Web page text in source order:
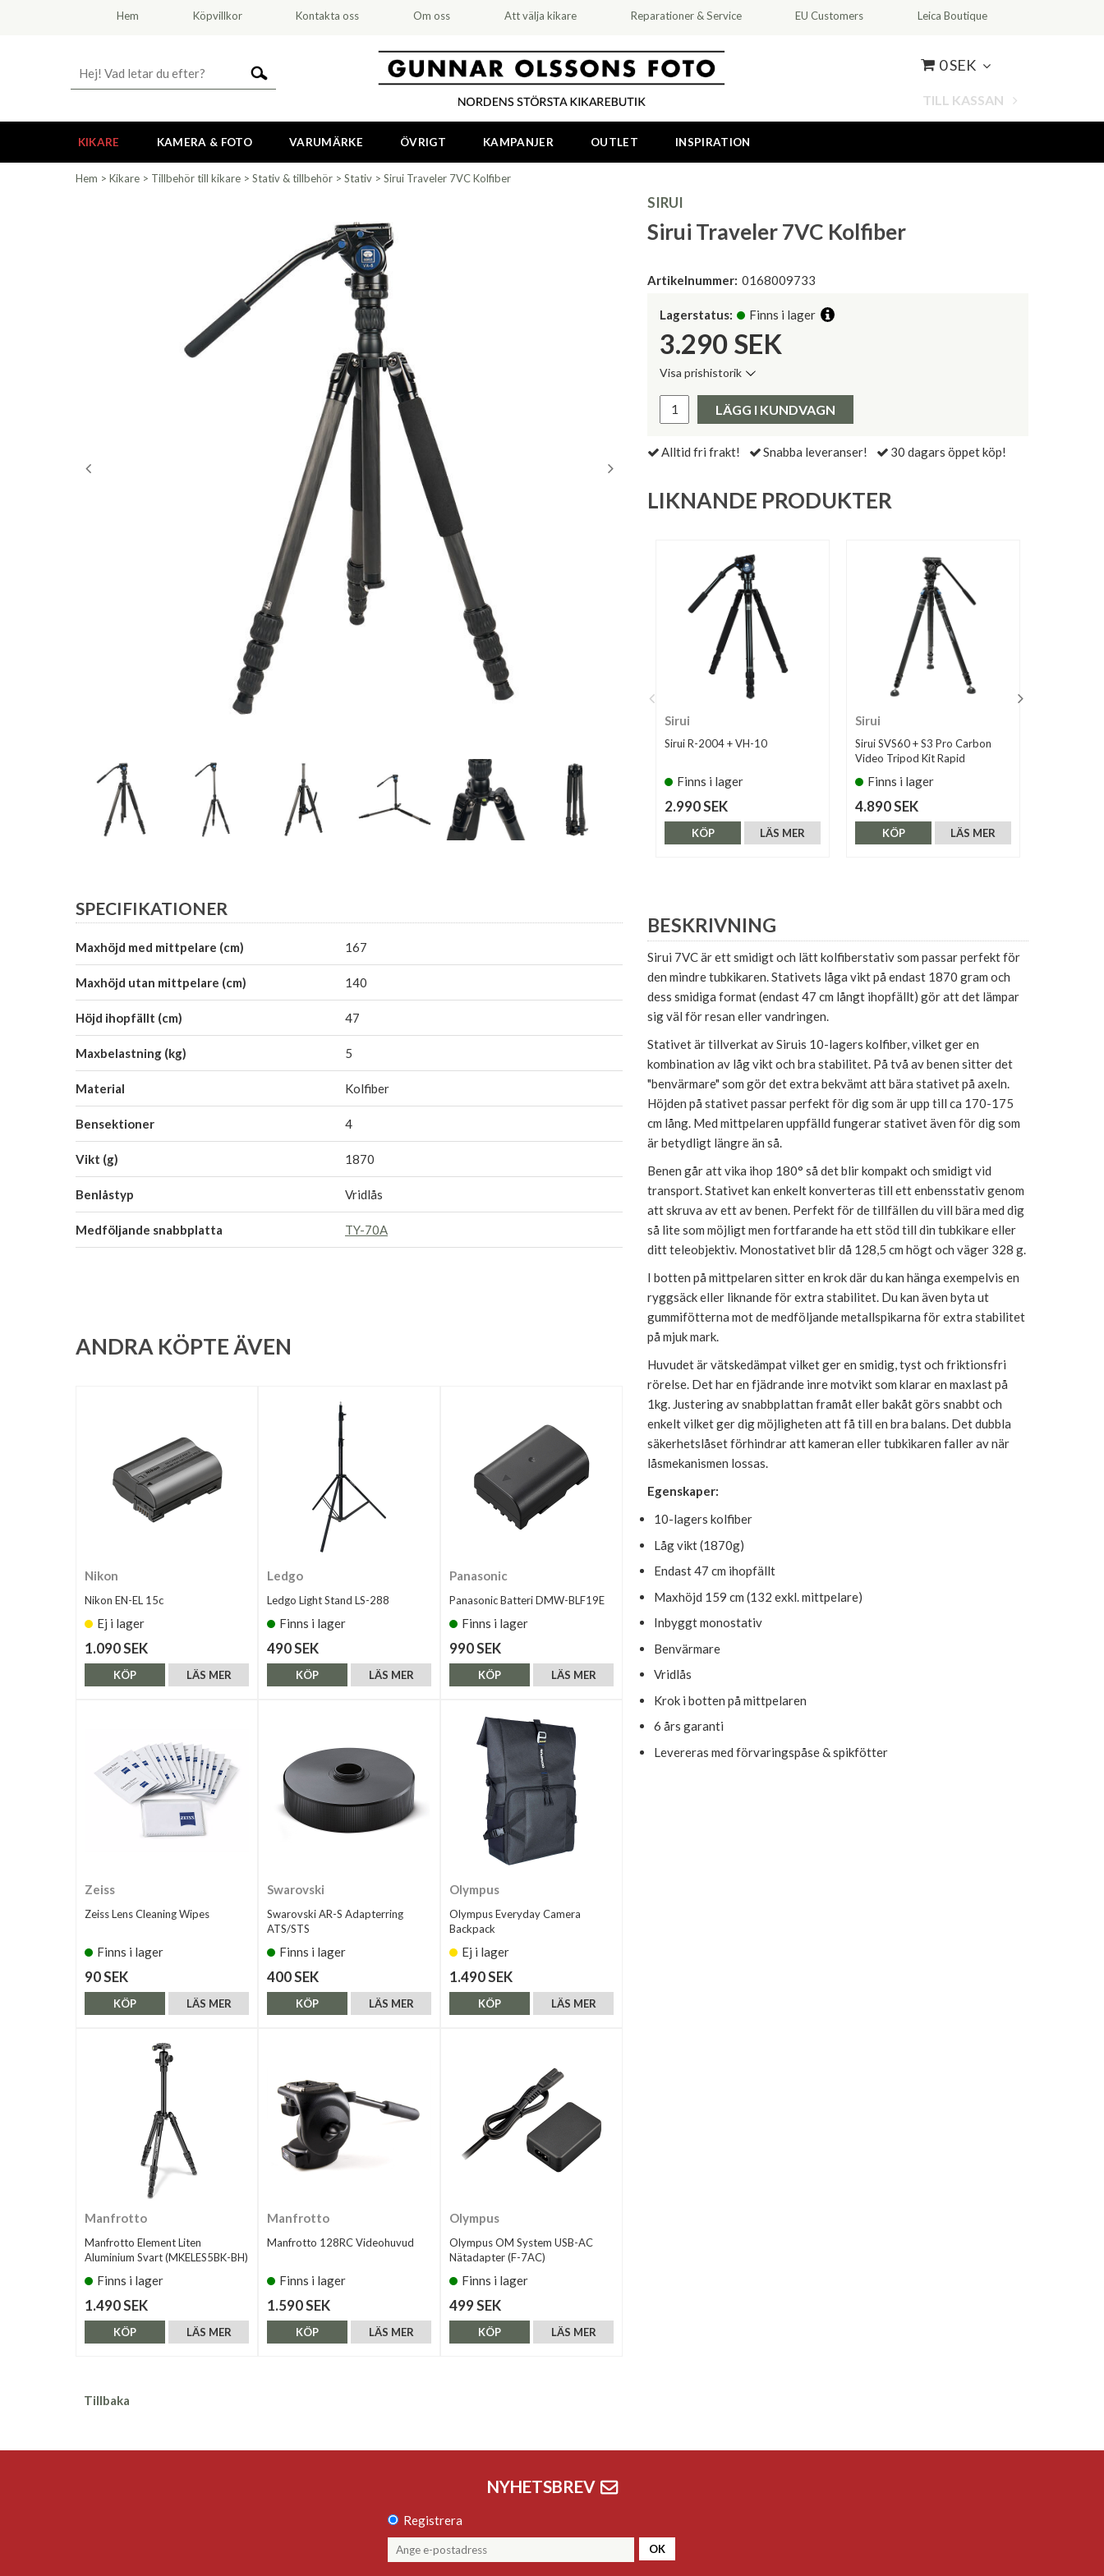
Hem Köpvillkor Kontakta oss Om oss Att välja kikare Reparationer & Service EU Customers Leica Boutique
0 SEK
TILL KASSAN
KIKARE KAMERA & FOTO VARUMÄRKE ÖVRIGT KAMPANJER OUTLET INSPIRATION
Hem > Kikare > Tillbehör till kikare > Stativ & tillbehör > Stativ > Sirui Traveler 7VC Kolfiber
SIRUI
Sirui Traveler 7VC Kolfiber
Artikelnummer: 0168009733
Lagerstatus: Finns i lager
3.290 SEK
Visa prishistorik
Pris:
LÄGG I KUNDVAGN
Alltid fri frakt! Snabba leveranser! 30 dagars öppet köp!
LIKNANDE PRODUKTER
Sirui
Sirui R-2004 + VH-10
Finns i lager
2.990 SEK
LÄS MER
KÖP
Sirui
Sirui SVS60 + S3 Pro Carbon
Video Tripod Kit Rapid
Finns i lager
4.890 SEK
LÄS MER
KÖP
BESKRIVNING
Sirui 7VC är ett smidigt och lätt kolfiberstativ som passar perfekt för
den mindre tubkikaren. Stativets låga vikt på endast 1870 gram och
dess smidiga format (endast 47 cm långt ihopfällt) gör att det lämpar
sig väl för resan eller vandringen.
Stativet är tillverkat av Siruis 10-lagers kolfiber, vilket ger en
kombination av låg vikt och bra stabilitet. På två av benen sitter det
"benvärmare" som gör det extra bekvämt att bära stativet på axeln.
Höjden på stativet passar perfekt för dig som är upp till ca 170-175
cm lång. Med mittpelaren uppfälld fungerar stativet även för dig som
är betydligt längre än så.
Benen går att vika ihop 180° så det blir kompakt och smidigt vid
transport. Stativet kan enkelt konverteras till ett enbensstativ genom
att skruva av ett av benen. Perfekt för de tillfällen du vill bära med dig
så lite som möjligt men fortfarande ha ett stöd till din tubkikare eller
ditt teleobjektiv. Monostativet blir då 128,5 cm högt och väger 328 g.
I botten på mittpelaren sitter en krok där du kan hänga exempelvis en
ryggsäck eller liknande för extra stabilitet. Du kan även byta ut
gummifötterna mot de medföljande metallspikarna för extra stabilitet
på mjuk mark.
Huvudet är vätskedämpat vilket ger en smidig, tyst och friktionsfri
rörelse. Det har en fjädrande inre motvikt som klarar en maxlast på
1kg. Justering av snabbplattan framåt eller bakåt görs snabbt och
enkelt vilket ger dig möjligheten att få till en bra balans. Det dubbla
säkerhetslåset förhindrar att kameran eller tubkikaren faller av när
låsmekanismen lossas.
Egenskaper:
10-lagers kolfiber
Låg vikt (1870g)
Endast 47 cm ihopfällt
Maxhöjd 159 cm (132 exkl. mittpelare)
Inbyggt monostativ
Benvärmare
Vridlås
Krok i botten på mittpelaren
6 års garanti
Levereras med förvaringspåse & spikfötter
SPECIFIKATIONER
Maxhöjd med mittpelare (cm) 167
Maxhöjd utan mittpelare (cm) 140
Höjd ihopfällt (cm) 47
Maxbelastning (kg) 5
Material Kolfiber
Bensektioner 4
Vikt (g) 1870
Benlåstyp Vridlås
Medföljande snabbplatta TY-70A
ANDRA KÖPTE ÄVEN
Nikon
Nikon EN-EL 15c
Ej i lager
1.090 SEK
LÄS MER
KÖP
Ledgo
Ledgo Light Stand LS-288
Finns i lager
490 SEK
LÄS MER
KÖP
Panasonic
Panasonic Batteri DMW-BLF19E
Finns i lager
990 SEK
LÄS MER
KÖP
Zeiss
Zeiss Lens Cleaning Wipes
Finns i lager
90 SEK
LÄS MER
KÖP
Swarovski
Swarovski AR-S Adapterring
ATS/STS
Finns i lager
400 SEK
LÄS MER
KÖP
Olympus
Olympus Everyday Camera
Backpack
Ej i lager
1.490 SEK
LÄS MER
KÖP
Manfrotto
Manfrotto Element Liten
Aluminium Svart (MKELES5BK-BH)
Finns i lager
1.490 SEK
LÄS MER
KÖP
Manfrotto
Manfrotto 128RC Videohuvud
Finns i lager
1.590 SEK
LÄS MER
KÖP
Olympus
Olympus OM System USB-AC
Nätadapter (F-7AC)
Finns i lager
499 SEK
LÄS MER
KÖP
Tillbaka
NYHETSBREV
Registrera
OK